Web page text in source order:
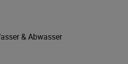
& Abwasser